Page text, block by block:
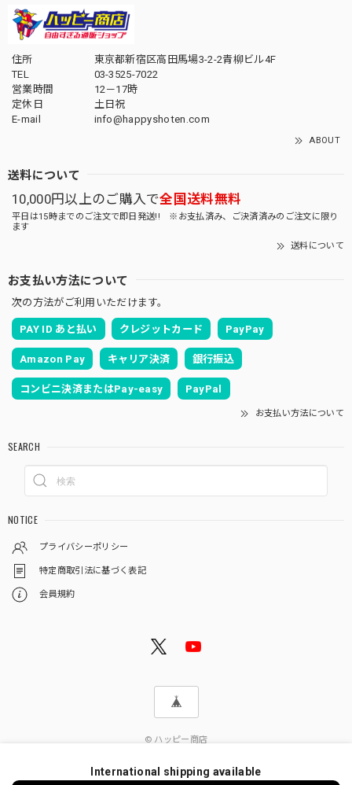
住所
東京都新宿区高田馬場3-2-2青柳ビル4F
TEL
03-3525-7022
営業時間
12－17時
定休日
土日祝
E-mail
info@happyshoten.com
ABOUT
送料について
10,000円以上のご購入で全国送料無料
平日は15時までのご注文で即日発送!! ※お支払済み、ご決済済みのご注文に限り
ます
送料について
お支払い方法について
次の方法がご利用いただけます。
PAY ID あと払い クレジットカード PayPay
Amazon Pay キャリア決済 銀行振込
コンビニ決済またはPay-easy PayPal
お支払い方法について
SEARCH
NOTICE
プライバシーポリシー
特定商取引法に基づく表記
会員規約
© ハッピー商店
International shipping available